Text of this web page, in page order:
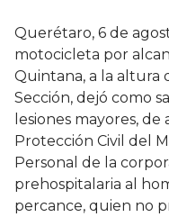
Querétaro, 6 de
motocicleta por
Quintana, a la altura
Sección, dejó como
lesiones mayores,
Protección Civil del
Personal de la
prehospitalaria al
percance, quien no